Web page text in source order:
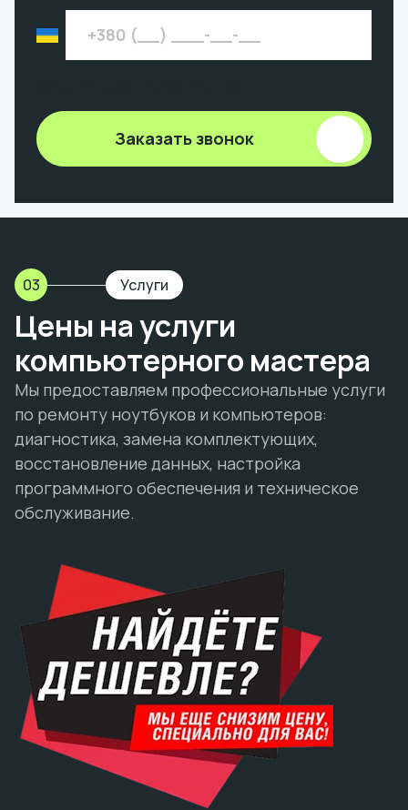
Заказать звонок
03 Услуги
Цены на услуги
компьютерного мастера
Мы предоставляем профессиональные услуги
по ремонту ноутбуков и компьютеров:
диагностика, замена комплектующих,
восстановление данных, настройка
программного обеспечения и техническое
обслуживание.